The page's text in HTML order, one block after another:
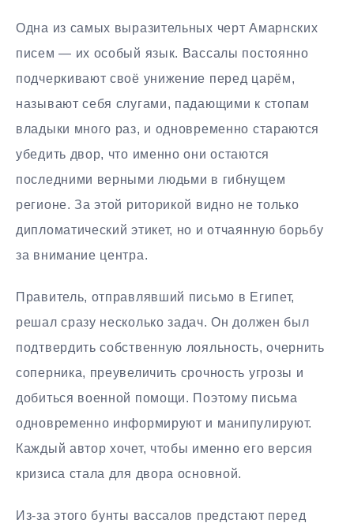
Одна из самых выразительных черт Амарнских
писем — их особый язык. Вассалы постоянно
подчеркивают своё унижение перед царём,
называют себя слугами, падающими к стопам
владыки много раз, и одновременно стараются
убедить двор, что именно они остаются
последними верными людьми в гибнущем
регионе. За этой риторикой видно не только
дипломатический этикет, но и отчаянную борьбу
за внимание центра.
Правитель, отправлявший письмо в Египет,
решал сразу несколько задач. Он должен был
подтвердить собственную лояльность, очернить
соперника, преувеличить срочность угрозы и
добиться военной помощи. Поэтому письма
одновременно информируют и манипулируют.
Каждый автор хочет, чтобы именно его версия
кризиса стала для двора основной.
Из-за этого бунты вассалов предстают перед